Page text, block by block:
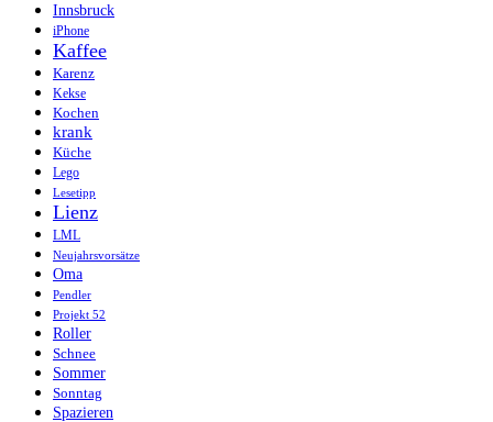
Innsbruck
iPhone
Kaffee
Karenz
Kekse
Kochen
krank
Küche
Lego
Lesetipp
Lienz
LML
Neujahrsvorsätze
Oma
Pendler
Projekt 52
Roller
Schnee
Sommer
Sonntag
Spazieren